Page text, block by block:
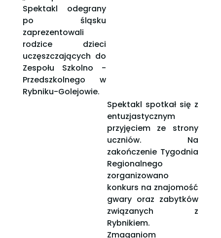
Spektakl odegrany
po śląsku
zaprezentowali
rodzice dzieci
uczęszczających do
Zespołu Szkolno -
Przedszkolnego w
Rybniku-Golejowie.
Spektakl spotkał się z
entuzjastycznym
przyjęciem ze strony
uczniów. Na
zakończenie Tygodnia
Regionalnego
zorganizowano
konkurs na znajomość
gwary oraz zabytków
związanych z
Rybnikiem.
Zmaganiom